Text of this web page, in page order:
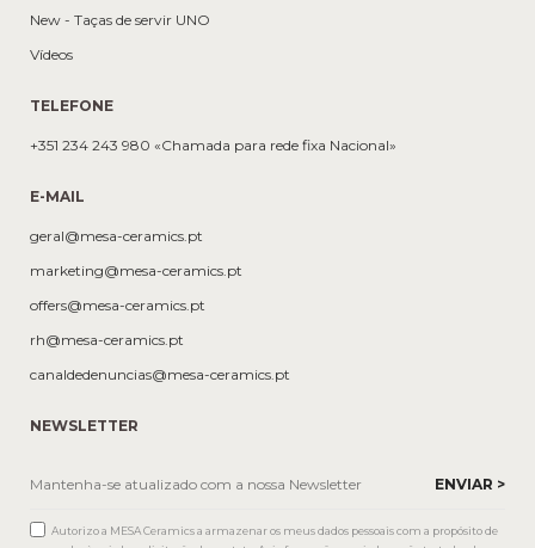
New - Taças de servir UNO
Vídeos
TELEFONE
+351 234 243 980 «Chamada para rede fixa Nacional»
E-MAIL
geral@mesa-ceramics.pt
marketing@mesa-ceramics.pt
offers@mesa-ceramics.pt
rh@mesa-ceramics.pt
canaldedenuncias@mesa-ceramics.pt
NEWSLETTER
Autorizo a MESA Ceramics a armazenar os meus dados pessoais com a propósito de